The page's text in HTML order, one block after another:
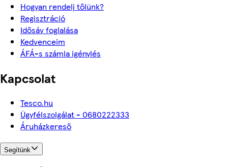
Hogyan rendelj tőlünk?
Regisztráció
Idősáv foglalása
Kedvenceim
ÁFÁ-s számla igénylés
Kapcsolat
Tesco.hu
Ügyfélszolgálat - 0680222333
Áruházkereső
Segítünk